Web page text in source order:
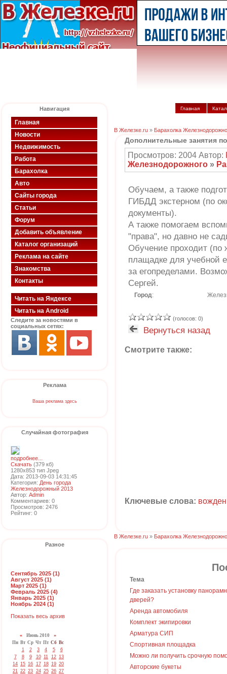
Навигация
Главная
Новости
Недвижимость
Работа
Барахолка
Авто
Сайты города
Статьи
Форум
Добавить объявление
Каталог организаций
Реклама на сайте
Знакомства
Контакты
Читать на Яндексе
Читать на Android
Следите за новостями в
социальных сетях:
Реклама
Ваша реклама здесь
Случайная фотография
подробнее...
Скачать (379 кб)
1280x853 тип Jpeg
Дата: 2013-09-03 14:31:45
Категория: День города
Железнодорожный 2013
Автор: Admin
Комментариев: 0
Просмотров: 2476
Рейтинг: 0
Разное
Сентябрь 2025 (1)
Август 2025 (1)
Март 2025 (1)
Февраль 2025 (4)
Январь 2025 (1)
Ноябрь 2024 (1)
Показать весь архив
« Июнь 2010 »
Пн Вт Ср Чт Пт Сб Вс
1
2 3 4 5
6
7
8 9 10 11 12 13
14 15 16 17 18 19 20
21 22 23 24 25 26 27
Главная
В Железке.ru » Барахолка
Дополнительные занятия
Просмотров: 2004 Автор:
Железнодорожного »
Обучаем, а также
ГИБДД экстерном (по
документы).
А также помогаем
"права", но давно не
Обучение проходит (по
плащадке для учебной
за егопределами.
Сергей.
Город:
(голосов: 0)
Вернуться назад
Смотрите также:
Ключевые слова:
В Железке.ru » Барахолка
Тема
Где заказать установку
дверей?
Аренда автомобиля
Комплект экипировки
Арматура СИП
Спортивная площадка
Можно ли получить срочную
Авторские букеты